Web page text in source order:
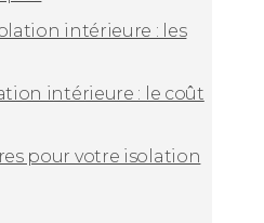
intérieure : les
intérieure : le coût
pour votre isolation